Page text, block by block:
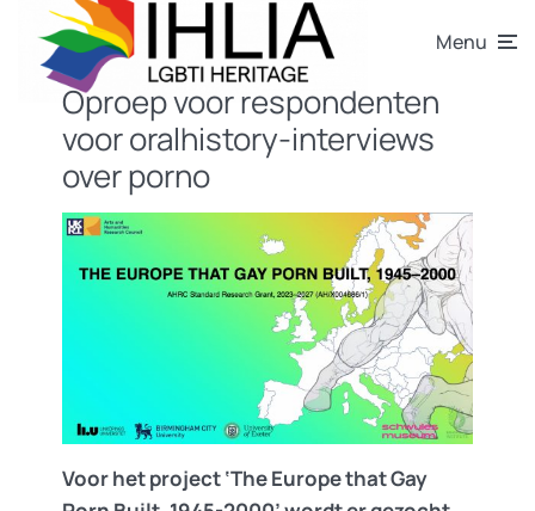
Menu
Oproep voor respondenten
voor oralhistory-interviews
over porno
Voor het project ‘The Europe that Gay